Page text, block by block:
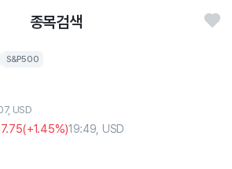
종목검색
S&P500
USD
.75(+1.45%)19:49, USD